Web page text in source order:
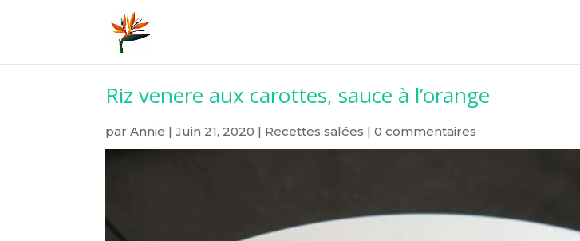
Riz venere aux carottes, sauce à l’orange
par Annie | Juin 21, 2020 | Recettes salées | 0 commentaires